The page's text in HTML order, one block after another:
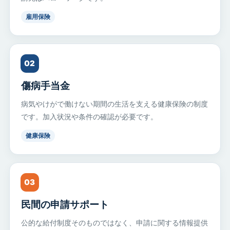
雇用保険
02
傷病手当金
病気やけがで働けない期間の生活を支える健康保険の制度
です。加入状況や条件の確認が必要です。
健康保険
03
民間の申請サポート
公的な給付制度そのものではなく、申請に関する情報提供